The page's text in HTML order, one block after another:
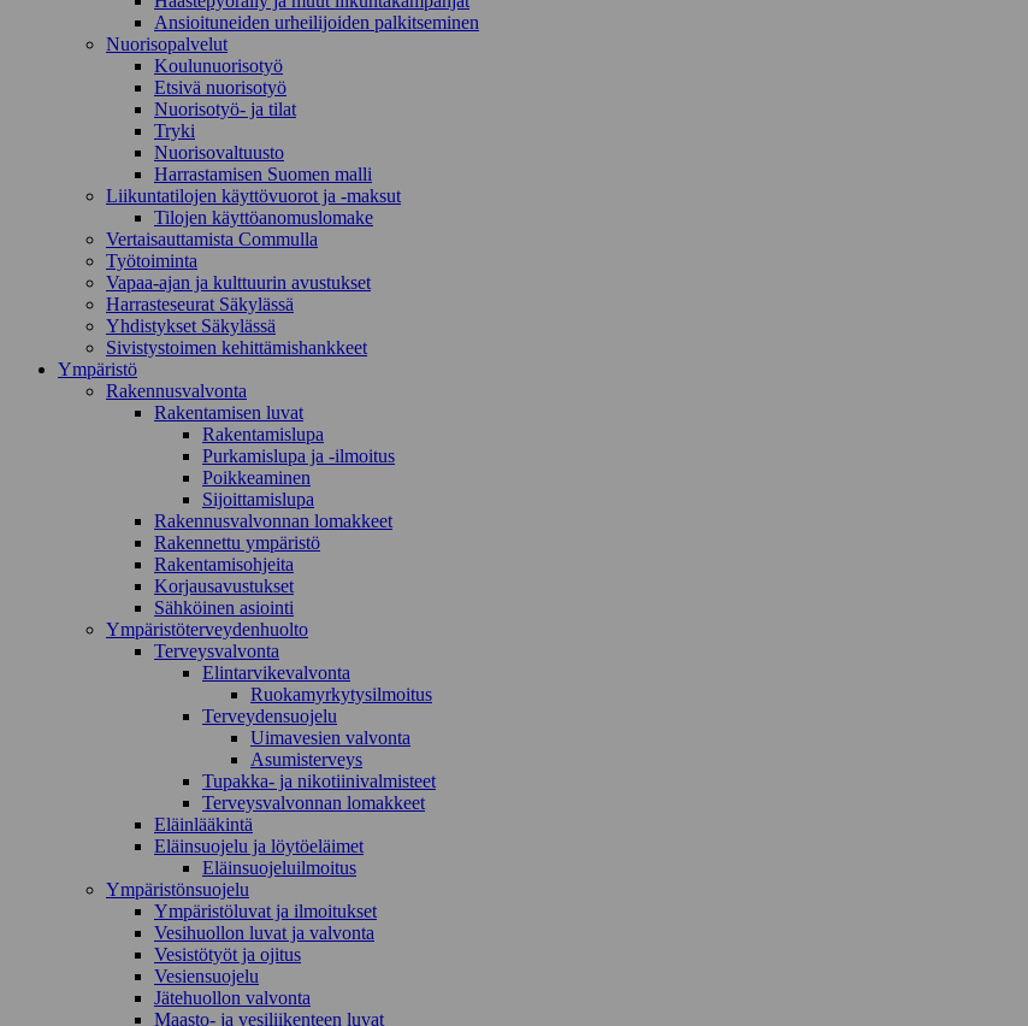
Ansioituneiden urheilijoiden palkitseminen
Nuorisopalvelut
Koulunuorisotyö
Etsivä nuorisotyö
Nuorisotyö- ja tilat
Tryki
Nuorisovaltuusto
Harrastamisen Suomen malli
Liikuntatilojen käyttövuorot ja -maksut
Tilojen käyttöanomuslomake
Vertaisauttamista Commulla
Työtoiminta
Vapaa-ajan ja kulttuurin avustukset
Harrasteseurat Säkylässä
Yhdistykset Säkylässä
Sivistystoimen kehittämishankkeet
Ympä­ristö
Rakennusvalvonta
Rakentamisen luvat
Rakentamislupa
Purkamislupa ja -ilmoitus
Poikkeaminen
Sijoittamislupa
Rakennusvalvonnan lomakkeet
Rakennettu ympäristö
Rakentamisohjeita
Korjausavustukset
Sähköinen asiointi
Ympäristöterveydenhuolto
Terveysvalvonta
Elintarvikevalvonta
Ruokamyrkytysilmoitus
Terveydensuojelu
Uimavesien valvonta
Asumisterveys
Tupakka- ja nikotiinivalmisteet
Terveysvalvonnan lomakkeet
Eläinlääkintä
Eläinsuojelu ja löytöeläimet
Eläinsuojeluilmoitus
Ympäristönsuojelu
Ympäristöluvat ja ilmoitukset
Vesihuollon luvat ja valvonta
Vesistötyöt ja ojitus
Vesiensuojelu
Jätehuollon valvonta
Maasto- ja vesiliikenteen luvat